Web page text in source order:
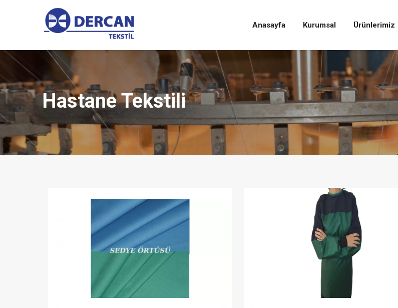
Anasayfa Kurumsal Ürünlerimiz
Hastane Tekstili